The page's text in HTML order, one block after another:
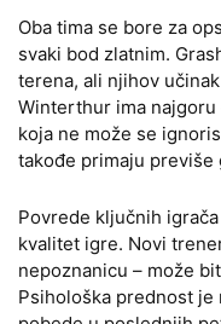
Oba tima se bore za
svaki bod zlatnim.
terena, ali njihov
Winterthur ima
koja ne može se
takođe primaju previše
Povrede ključnih
kvalitet igre. Novi
nepoznanicu – može
Psihološka prednost je